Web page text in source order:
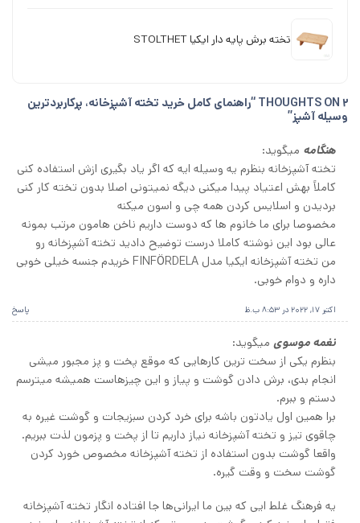
تخته برش پایه دار ایکیا STOLTHET
2 THOUGHTS ON “
راهنمای کامل خرید تخته آشپزخانه، پرکاربردترین
وسیله آشپز”
هنگامه میگوید:
تخته آشپزخانه بنظرم یه وسیله ایه که اگر یاد بگیری ازش استفاده کنی
کاملاً بهش اعتیاد پیدا میکنی دیگه نمیتونی اصلا بدون تخته کار کنی
بردیدن و اسلایس کردن همه چی و اسون میکنه
مخصوصا برای ما خانوم ها که دوست داریم ناخن هامون مرتب بمونه
عالی بود این نوشته کاملا درست توضیح دادید تخته آشپزخانه رو
من تخته آشپزخانه ایکیا مدل FINFÖRDELA خریدم جنسه خیلی خوبی
داره و دوام خوبی.
اکتبر 17, 2022 در 8:53 ب.ظ پاسخ
نغمه موسوی میگوید:
بنظرم یکی از سخت ترین کارهایی که موقع پخت و پز مجبور میشی
انجام بدی، برش دادن گوشت و پیاز و این چیزهاست همیشه میترسم
دستم و ببرم.
برا همین اول یادتون باشه برای خرد کردن سبزیجات و گوشت غیره به
چاقوی تیز و تخته آشپزخانه نیاز داریم تا از پخت و پزمون لذت ببریم.
واقعا گوشت بدون استفاده از تخته آشپزخانه مخصوص خورد کردن
گوشت سخت و وقت گیره.
یه فرهنگ غلط ایی که بین ما ایرانی‌ها جا افتاده انگار تخته آشپزخانه